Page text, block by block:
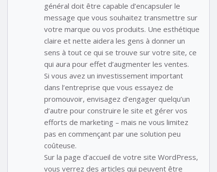
général doit être capable d’encapsuler le
message que vous souhaitez transmettre sur
votre marque ou vos produits. Une esthétique
claire et nette aidera les gens à donner un
sens à tout ce qui se trouve sur votre site, ce
qui aura pour effet d’augmenter les ventes.
Si vous avez un investissement important
dans l’entreprise que vous essayez de
promouvoir, envisagez d’engager quelqu’un
d’autre pour construire le site et gérer vos
efforts de marketing – mais ne vous limitez
pas en commençant par une solution peu
coûteuse.
Sur la page d’accueil de votre site WordPress,
vous verrez des articles qui peuvent être